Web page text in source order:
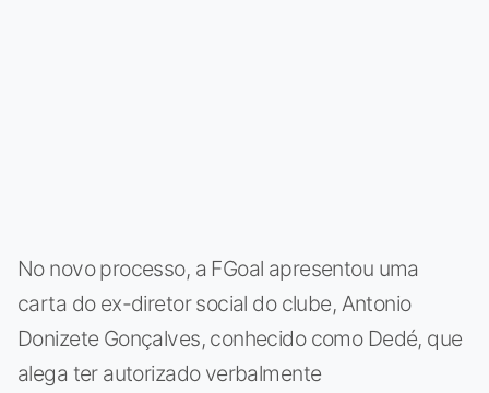
No novo processo, a FGoal apresentou uma
carta do ex-diretor social do clube, Antonio
Donizete Gonçalves, conhecido como Dedé, que
alega ter autorizado verbalmente